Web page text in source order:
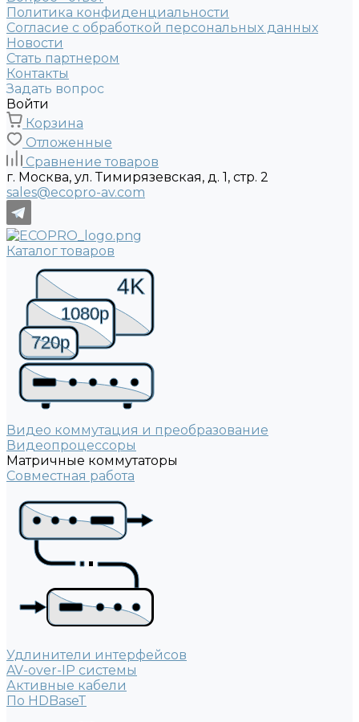
Политика конфиденциальности
Согласие с обработкой персональных данных
Новости
Стать партнером
Контакты
Задать вопрос
Войти
Корзина
Отложенные
Сравнение товаров
г. Москва, ул. Тимирязевская, д. 1, стр. 2
sales@ecopro-av.com
Каталог товаров
1080p
4K
720p
Видео коммутация и преобразование
Видеопроцессоры
Матричные коммутаторы
Совместная работа
Удлинители интерфейсов
AV-over-IP системы
Активные кабели
По HDBaseT